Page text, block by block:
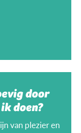
door
doen?
van plezier en